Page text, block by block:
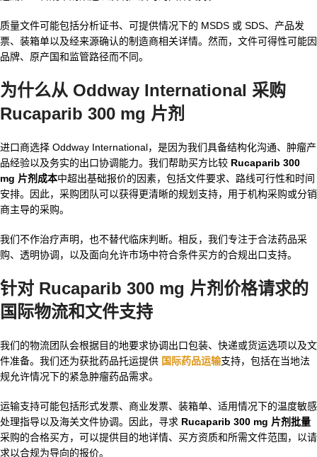
质量文件可能包括分析证书、可提供情况下的 MSDS 或 SDS、产品发
票、装箱单以及经来源确认的制造商相关详情。然而，文件可得性可能因
品牌、原产国和监管路径而不同。
为什么从 Oddway International 采购
Rucaparib 300 mg 片剂
进口商选择 Oddway International，是因为我们具备结构化沟通、肿瘤产
品经验以及务实的出口协调能力。我们帮助买方比较 Rucaparib 300
mg 片剂成本中超出基础报价的因素，包括文件要求、路线可行性和时间
安排。因此，采购团队可以获得更清晰的规划支持，用于机构采购或分销
商主导的采购。
我们不作治疗声明，也不替代临床判断。相反，我们专注于合法药品采
购、透明协调，以及面向允许市场中符合条件买方的合规出口支持。
针对 Rucaparib 300 mg 片剂价格请求的
国际物流和文件支持
我们的物流团队会根据目的地要求协调出口包装、快递或货运选项以及文
件准备。我们还为获批药品托运提供 国际药品运输支持，包括在当地法
规允许情况下的紧急肿瘤药品需求。
运输支持可能包括形式发票、商业发票、装箱单、适用情况下的温度敏感
处理指导以及海关文件协调。因此，寻求 Rucaparib 300 mg 片剂批量
采购的合格买方，可以提供目的地详情、买方资质和所需文件范围，以请
求以合规为导向的报价。